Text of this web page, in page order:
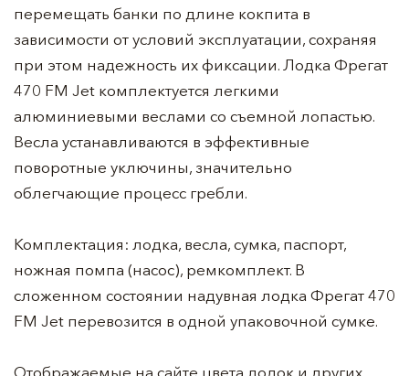
перемещать банки по длине кокпита в
зависимости от условий эксплуатации, сохраняя
при этом надежность их фиксации. Лодка Фрегат
470 FM Jet комплектуется легкими
алюминиевыми веслами со съемной лопастью.
Весла устанавливаются в эффективные
поворотные уключины, значительно
облегчающие процесс гребли.
Комплектация: лодка, весла, сумка, паспорт,
ножная помпа (насос), ремкомплект. В
сложенном состоянии надувная лодка Фрегат 470
FM Jet перевозится в одной упаковочной сумке.
Отображаемые на сайте цвета лодок и других